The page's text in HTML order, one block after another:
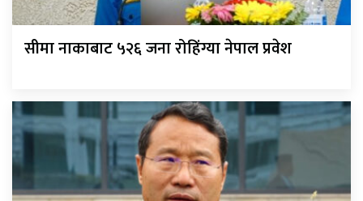
सीमा नाकाबाट ५२६ जना रोहिंग्या नेपाल प्रवेश